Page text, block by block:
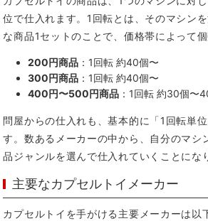
位で仕入れます。1回転とは、そのマシン
な商品1セットのことで、価格帯によって個
200円商品 ：1回転 約40個〜
300円商品 ：1回転 約40個〜
400円〜500円商品 ：1回転 約30個〜
問屋からの仕入れも、基本的に「1回転単
す。数あるメーカーの中から、自分のマシ
品ジャンルを選んで仕入れていくことにな
主要なカプセルトイメーカー
カプセルトイを手がける主要メーカーは以